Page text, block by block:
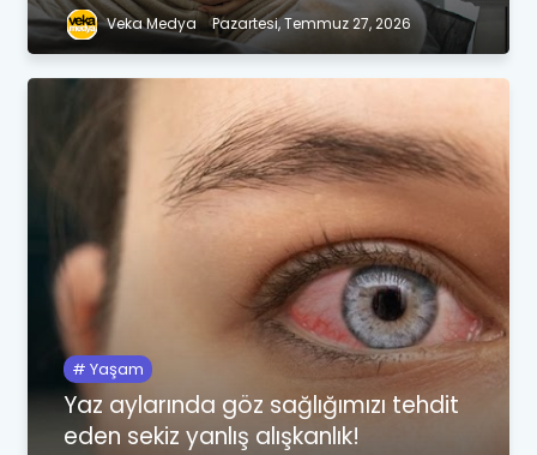
Veka Medya Pazartesi, Temmuz 27, 2026
Yaşam
Yaz aylarında göz sağlığımızı tehdit
eden sekiz yanlış alışkanlık!